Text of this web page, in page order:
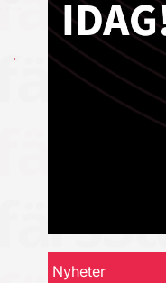
→
Nyheter